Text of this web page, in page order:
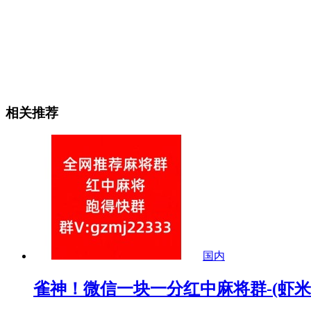
相关推荐
国内
雀神！微信一块一分红中麻将群-(虾